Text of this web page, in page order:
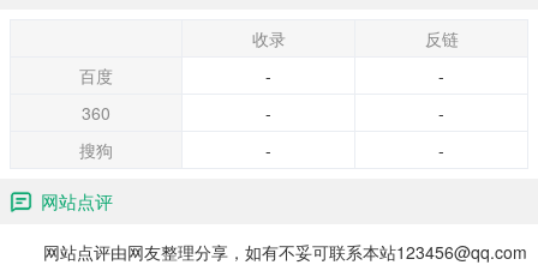
收录
反链
百度
-
-
360
-
-
搜狗
- -
网站点评
网站点评由网友整理分享，如有不妥可联系本站123456@qq.com